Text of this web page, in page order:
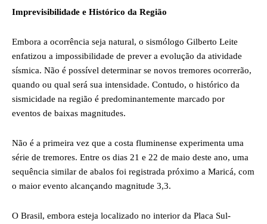
Imprevisibilidade e Histórico da Região
Embora a ocorrência seja natural, o sismólogo Gilberto Leite
enfatizou a impossibilidade de prever a evolução da atividade
sísmica. Não é possível determinar se novos tremores ocorrerão,
quando ou qual será sua intensidade. Contudo, o histórico da
sismicidade na região é predominantemente marcado por
eventos de baixas magnitudes.
Não é a primeira vez que a costa fluminense experimenta uma
série de tremores. Entre os dias 21 e 22 de maio deste ano, uma
sequência similar de abalos foi registrada próximo a Maricá, com
o maior evento alcançando magnitude 3,3.
O Brasil, embora esteja localizado no interior da Placa Sul-